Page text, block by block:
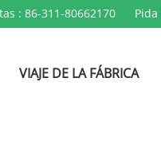
: 86-311-80662170
VIAJE DE LA FÁBRICA